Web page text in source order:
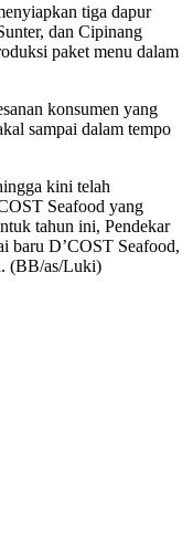
tiga dapur
dan Cipinang
paket menu dalam
konsumen yang
sampai dalam tempo
kini telah
Seafood yang
tahun ini, Pendekar
baru D’COST Seafood,
(BB/as/Luki)